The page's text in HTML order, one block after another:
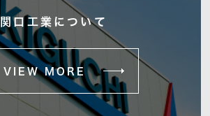
関口工業について
VIEW MORE